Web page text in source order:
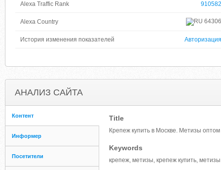
Alexa Traffic Rank 910582
Alexa Country 64306
История изменения показателей Авторизация
АНАЛИЗ САЙТА
Контент
Информер
Посетители
Title
Крепеж купить в Москве. Метизы оптом
Keywords
крепеж, метизы, крепеж купить,